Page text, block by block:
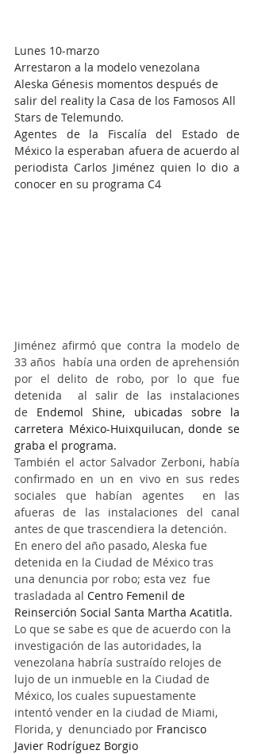
Lunes 10-marzo
Arrestaron a la modelo venezolana
Aleska Génesis momentos después de
salir del reality la Casa de los Famosos All
Stars de Telemundo.
Agentes de la Fiscalía del Estado de
México la esperaban afuera de acuerdo al
periodista Carlos Jiménez quien lo dio a
conocer en su programa C4
Jiménez afirmó que contra la modelo de
33 años  había una orden de aprehensión
detenida  al salir de las instalaciones
de Endemol Shine, ubicadas sobre la
carretera México-Huixquilucan, donde se
graba el programa.
También el actor Salvador Zerboni, había
confirmado en un en vivo en sus redes
sociales que habían agentes  en las
afueras de las instalaciones del canal
antes de que trascendiera la detención.
En enero del año pasado, Aleska fue
detenida en la Ciudad de México tras
una denuncia por robo; esta vez  fue
trasladada al Centro Femenil de
Reinserción Social Santa Martha Acatitla.
Lo que se sabe es que de acuerdo con la
investigación de las autoridades, la
venezolana habría sustraído relojes de
lujo de un inmueble en la Ciudad de
México, los cuales supuestamente
intentó vender en la ciudad de Miami,
Florida, y  denunciado por Francisco
Javier Rodríguez Borgio